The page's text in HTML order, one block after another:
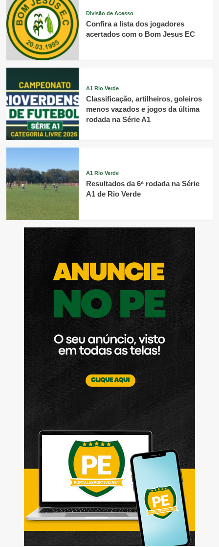
Divisão de Acesso
Confira a lista dos jogadores
acertados com o Bom Jesus EC
A1 Rio Verde
Classificação, artilheiros, goleiros
menos vazados e jogos da última
rodada na Série A1
A1 Rio Verde
Resultados da 6ª rodada na Série
A1 de Rio Verde